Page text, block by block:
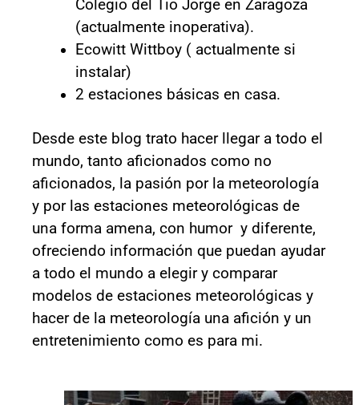
Colegio del Tio Jorge en Zaragoza
(actualmente inoperativa).
Ecowitt Wittboy ( actualmente si
instalar)
2 estaciones básicas en casa.
Desde este blog trato hacer llegar a todo el
mundo, tanto aficionados como no
aficionados, la pasión por la meteorología
y por las estaciones meteorológicas de
una forma amena, con humor y diferente,
ofreciendo información que puedan ayudar
a todo el mundo a elegir y comparar
modelos de estaciones meteorológicas y
hacer de la meteorología una afición y un
entretenimiento como es para mi.